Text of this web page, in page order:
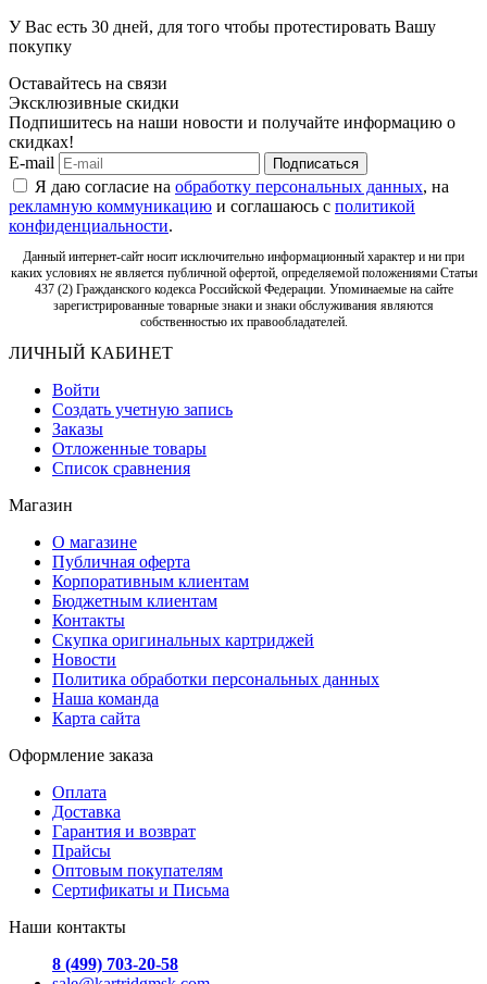
У Вас есть 30 дней, для того чтобы протестировать Вашу
покупку
Оставайтесь на связи
Эксклюзивные скидки
Подпишитесь на наши новости и получайте информацию о
скидках!
E-mail
Подписаться
Я даю согласие на обработку персональных данных, на
рекламную коммуникацию и соглашаюсь с политикой
конфиденциальности.
Данный интернет-сайт носит исключительно информационный характер и ни при
каких условиях не является публичной офертой, определяемой положениями Статьи
437 (2) Гражданского кодекса Российской Федерации. Упоминаемые на сайте
зарегистрированные товарные знаки и знаки обслуживания являются
собственностью их правообладателей.
ЛИЧНЫЙ КАБИНЕТ
Войти
Создать учетную запись
Заказы
Отложенные товары
Список сравнения
Магазин
О магазине
Публичная оферта
Корпоративным клиентам
Бюджетным клиентам
Контакты
Скупка оригинальных картриджей
Новости
Политика обработки персональных данных
Наша команда
Карта сайта
Оформление заказа
Оплата
Доставка
Гарантия и возврат
Прайсы
Оптовым покупателям
Сертификаты и Письма
Наши контакты
8 (499) 703-20-58